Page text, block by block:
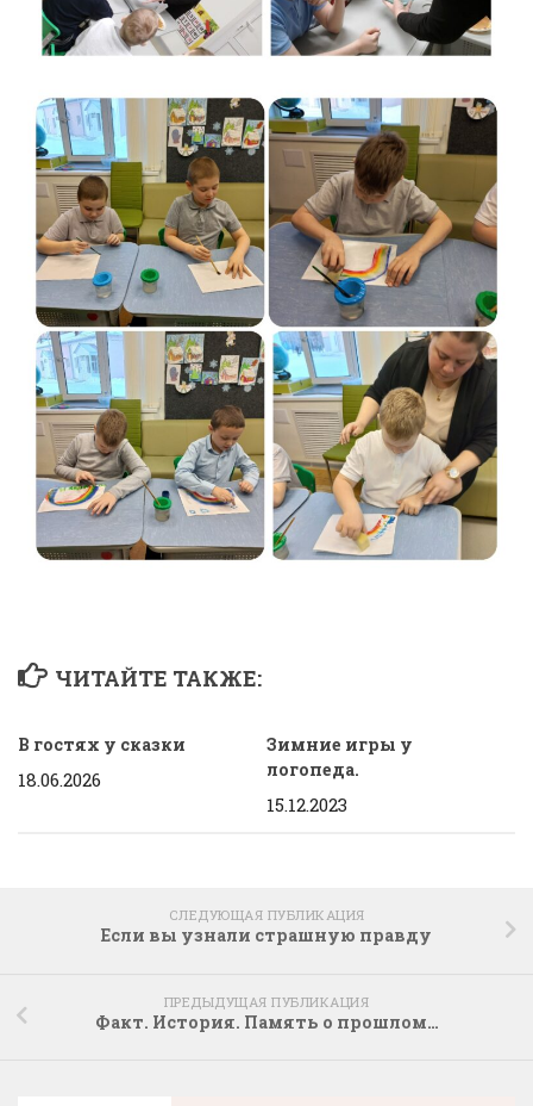
ЧИТАЙТЕ ТАКЖЕ:
В гостях у сказки
18.06.2026
Зимние игры у
логопеда.
15.12.2023
СЛЕДУЮЩАЯ ПУБЛИКАЦИЯ
Если вы узнали страшную правду
ПРЕДЫДУЩАЯ ПУБЛИКАЦИЯ
Факт. История. Память о прошлом…